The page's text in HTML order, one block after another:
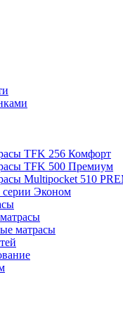
TFK 256 Комфорт
TFK 500 Премиум
Multipocket 510
Эконом
матрасы